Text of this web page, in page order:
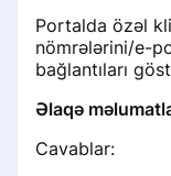
Portalda özəl
nömrələrini/e-
bağlantıları
Əlaqə
Cavablar: